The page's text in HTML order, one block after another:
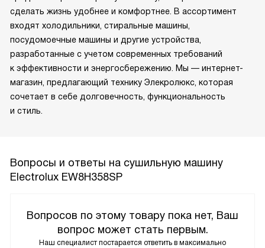
сделать жизнь удобнее и комфортнее. В ассортимент
входят холодильники, стиральные машины,
посудомоечные машины и другие устройства,
разработанные с учетом современных требований
к эффективности и энергосбережению. Мы — интернет-
магазин, предлагающий технику Элекролюкс, которая
сочетает в себе долговечность, функциональность
и стиль.
Вопросы и ответы на сушильную машину
Electrolux EW8H358SP
Вопросов по этому товару пока нет, Ваш
вопрос может стать первым.
Наш специалист постарается ответить в максимально